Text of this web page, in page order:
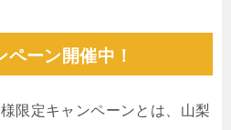
ーン開催中！
限定キャンペーンとは、山梨